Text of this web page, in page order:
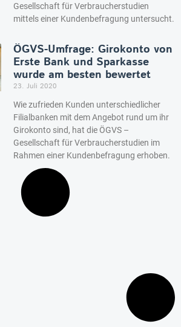
Gesellschaft für Verbraucherstudien
mittels einer Kundenbefragung untersucht.
ÖGVS-Umfrage: Girokonto von
Erste Bank und Sparkasse
wurde am besten bewertet
23. Juli 2020
Wie zufrieden Kunden unterschiedlicher
Filialbanken mit dem Angebot rund um ihr
Girokonto sind, hat die ÖGVS –
Gesellschaft für Verbraucherstudien im
Rahmen einer Kundenbefragung erhoben.